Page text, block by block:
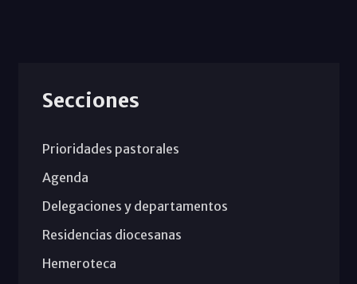
Secciones
Prioridades pastorales
Agenda
Delegaciones y departamentos
Residencias diocesanas
Hemeroteca